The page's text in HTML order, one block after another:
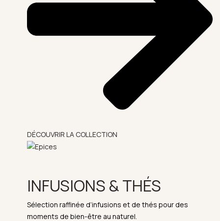
DÉCOUVRIR LA COLLECTION
INFUSIONS & THÉS
Sélection raffinée d’infusions et de thés pour des
moments de bien-être au naturel.